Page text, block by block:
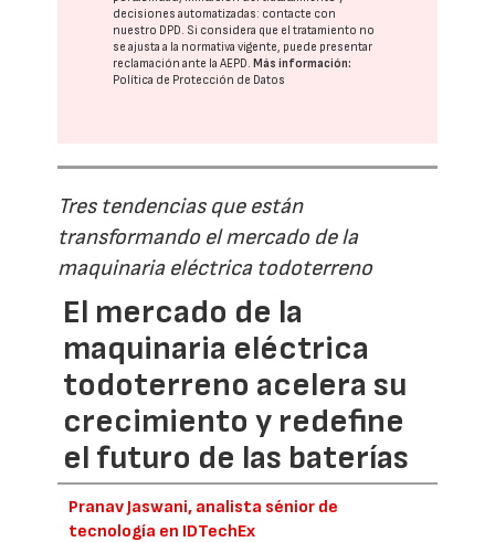
decisiones automatizadas: contacte con
nuestro DPD. Si considera que el tratamiento no
se ajusta a la normativa vigente, puede presentar
reclamación ante laAEPD.Más información:
Política de Protección de Datos
Tres tendencias que están
transformando el mercado de la
maquinaria eléctrica todoterreno
El mercado de la
maquinaria eléctrica
todoterreno acelera su
crecimiento y redefine
el futuro de las baterías
Pranav Jaswani, analista sénior de
tecnología en IDTechEx